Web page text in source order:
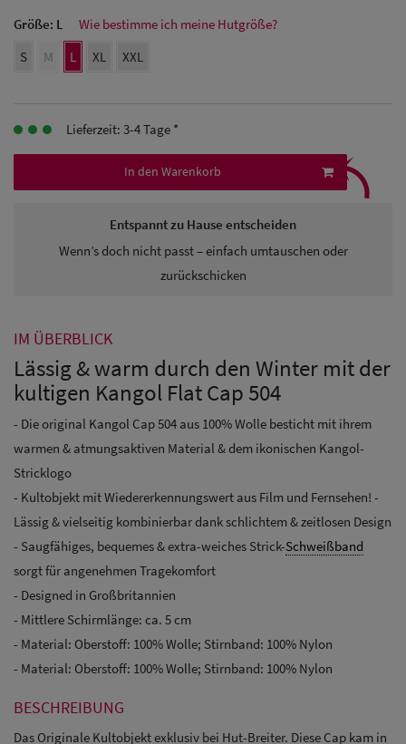
Baseball Cpas
Herren UV-
Herren
Sonnenschilder
& Visoren
Größe: L
Wie bestimme ich meine Hutgröße?
S
M L XL XXL
Lieferzeit: 3-4 Tage *
In den Warenkorb
Entspannt zu Hause entscheiden
Wenn’s doch nicht passt – einfach umtauschen oder
zurückschicken
⤹
IM ÜBERBLICK
Lässig & warm durch den Winter mit der
kultigen Kangol Flat Cap 504
- Die original Kangol Cap 504 aus 100% Wolle besticht mit ihrem
warmen & atmungsaktiven Material & dem ikonischen Kangol-
Stricklogo
- Kultobjekt mit Wiedererkennungswert aus Film und Fernsehen! -
Lässig & vielseitig kombinierbar dank schlichtem & zeitlosen Design
- Saugfähiges, bequemes & extra-weiches Strick-Schweißband
sorgt für angenehmen Tragekomfort
- Designed in Großbritannien
- Mittlere Schirmlänge: ca. 5 cm
- Material: Oberstoff: 100% Wolle; Stirnband: 100% Nylon
- Material: Oberstoff: 100% Wolle; Stirnband: 100% Nylon
BESCHREIBUNG
Das Originale Kultobjekt exklusiv bei Hut-Breiter. Diese Cap kam in